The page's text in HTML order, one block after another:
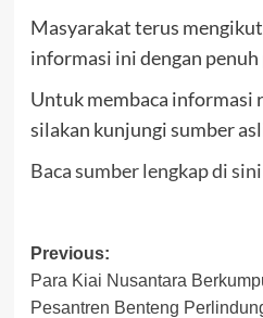
Masyarakat terus
informasi ini dengan
Untuk membaca informasi
silakan kunjungi sumber
Baca sumber lengkap di sini
Post
navigation
Previous:
Para Kiai Nusantara
Pesantren Benteng